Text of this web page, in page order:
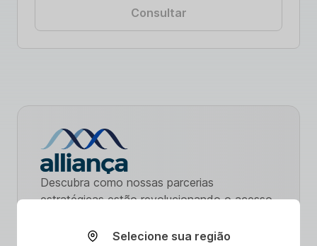
Consultar
Descubra como nossas parcerias
estratégicas estão revolucionando o acesso
promoção de uma vida saudável,
Selecione sua região